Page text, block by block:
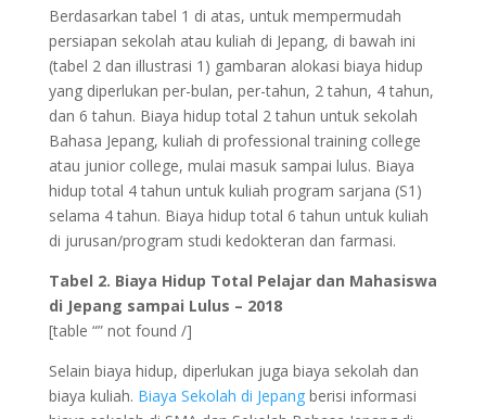
Berdasarkan tabel 1 di atas, untuk mempermudah
persiapan sekolah atau kuliah di Jepang, di bawah ini
(tabel 2 dan illustrasi 1) gambaran alokasi biaya hidup
yang diperlukan per-bulan, per-tahun, 2 tahun, 4 tahun,
dan 6 tahun. Biaya hidup total 2 tahun untuk sekolah
Bahasa Jepang, kuliah di professional training college
atau junior college, mulai masuk sampai lulus. Biaya
hidup total 4 tahun untuk kuliah program sarjana (S1)
selama 4 tahun. Biaya hidup total 6 tahun untuk kuliah
di jurusan/program studi kedokteran dan farmasi.
Tabel 2. Biaya Hidup Total Pelajar dan Mahasiswa
di Jepang sampai Lulus – 2018
[table “” not found /]
Selain biaya hidup, diperlukan juga biaya sekolah dan
biaya kuliah. Biaya Sekolah di Jepangberisi informasi